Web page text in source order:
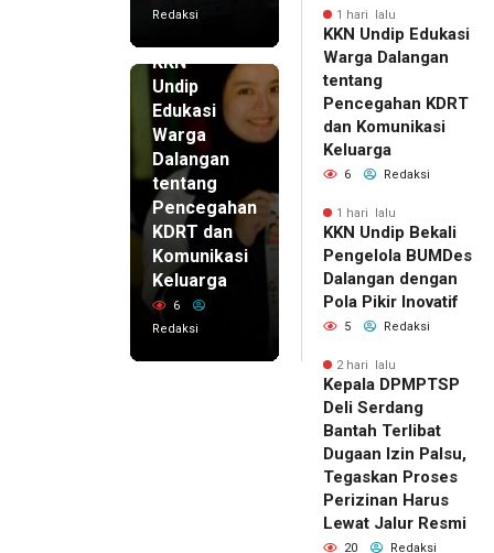
Redaksi
KKN
Undip
Edukasi
Warga
Dalangan
tentang
Pencegahan
KDRT dan
Komunikasi
Keluarga
6
Redaksi
1 hari lalu
KKN Undip Edukasi
Warga Dalangan
tentang
Pencegahan KDRT
dan Komunikasi
Keluarga
6 Redaksi
1 hari lalu
KKN Undip Bekali
Pengelola BUMDes
Dalangan dengan
Pola Pikir Inovatif
5 Redaksi
2 hari lalu
Kepala DPMPTSP
Deli Serdang
Bantah Terlibat
Dugaan Izin Palsu,
Tegaskan Proses
Perizinan Harus
Lewat Jalur Resmi
20 Redaksi